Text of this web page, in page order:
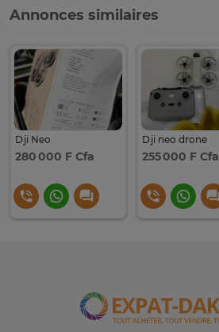
Annonces similaires
Dji Neo
280 000 F Cfa
Dji neo drone
255 000 F Cfa